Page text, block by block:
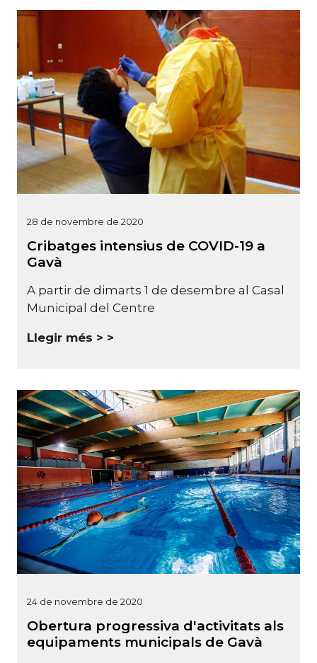
28 de novembre de 2020
Cribatges intensius de COVID-19 a
Gavà
A partir de dimarts 1 de desembre al Casal
Municipal del Centre
Llegir més >
24 de novembre de 2020
Obertura progressiva d'activitats als
equipaments municipals de Gavà